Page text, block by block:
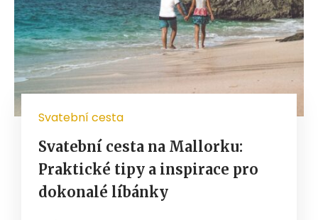
Svatební cesta
Svatební cesta na Mallorku:
Praktické tipy a inspirace pro
dokonalé líbánky